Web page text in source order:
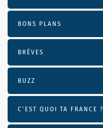
BONS PLANS
BRÈVES
BUZZ
C'EST QUOI TA FRANCE ?